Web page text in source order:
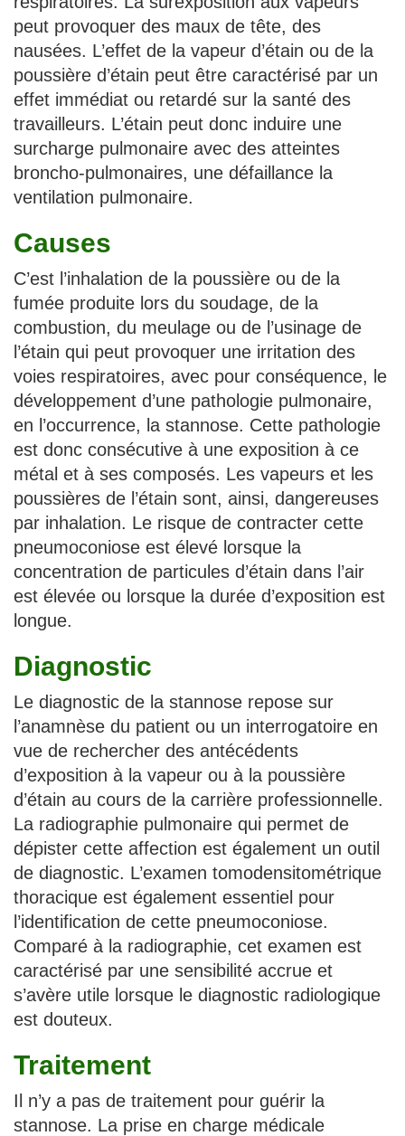
peut provoquer des maux de tête, des
nausées. L’effet de la vapeur d’étain ou de la
poussière d’étain peut être caractérisé par un
effet immédiat ou retardé sur la santé des
travailleurs. L’étain peut donc induire une
surcharge pulmonaire avec des atteintes
broncho-pulmonaires, une défaillance la
ventilation pulmonaire.
Causes
C’est l’inhalation de la poussière ou de la
fumée produite lors du soudage, de la
combustion, du meulage ou de l’usinage de
l’étain qui peut provoquer une irritation des
voies respiratoires, avec pour conséquence, le
développement d’une pathologie pulmonaire,
en l’occurrence, la stannose. Cette pathologie
est donc consécutive à une exposition à ce
métal et à ses composés. Les vapeurs et les
poussières de l’étain sont, ainsi, dangereuses
par inhalation. Le risque de contracter cette
pneumoconiose est élevé lorsque la
concentration de particules d’étain dans l’air
est élevée ou lorsque la durée d’exposition est
longue.
Diagnostic
Le diagnostic de la stannose repose sur
l’anamnèse du patient ou un interrogatoire en
vue de rechercher des antécédents
d’exposition à la vapeur ou à la poussière
d’étain au cours de la carrière professionnelle.
La radiographie pulmonaire qui permet de
dépister cette affection est également un outil
de diagnostic. L’examen tomodensitométrique
thoracique est également essentiel pour
l’identification de cette pneumoconiose.
Comparé à la radiographie, cet examen est
caractérisé par une sensibilité accrue et
s’avère utile lorsque le diagnostic radiologique
est douteux.
Traitement
Il n’y a pas de traitement pour guérir la
stannose. La prise en charge médicale